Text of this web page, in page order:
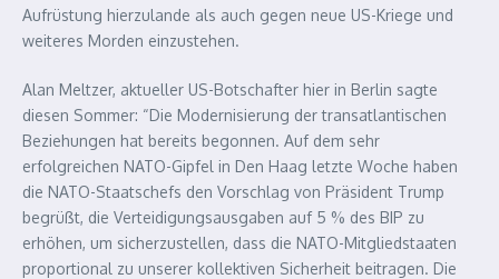
Aufrüstung hierzulande als auch gegen neue US-Kriege und
weiteres Morden einzustehen.
Alan Meltzer, aktueller US-Botschafter hier in Berlin sagte
diesen Sommer: “Die Modernisierung der transatlantischen
Beziehungen hat bereits begonnen. Auf dem sehr
erfolgreichen NATO-Gipfel in Den Haag letzte Woche haben
die NATO-Staatschefs den Vorschlag von Präsident Trump
begrüßt, die Verteidigungsausgaben auf 5 % des BIP zu
erhöhen, um sicherzustellen, dass die NATO-Mitgliedstaaten
proportional zu unserer kollektiven Sicherheit beitragen. Die